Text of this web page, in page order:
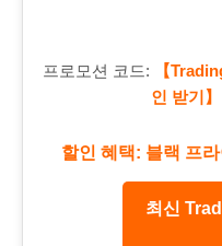
프로모션 코드:
【
인 받기】
할인 혜택: 블랙 프
최신